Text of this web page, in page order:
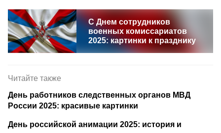
С Днем сотрудников
военных комиссариатов
2025: картинки к празднику
Читайте также
День работников следственных органов МВД
России 2025: красивые картинки
День российской анимации 2025: история и